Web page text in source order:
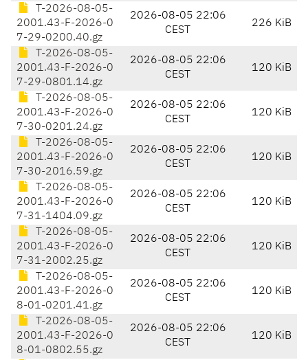
T-2026-08-05-
2001.43-F-2026-0
7-29-0200.40.gz
2026-08-05 22:06
CEST
226 KiB
T-2026-08-05-
2001.43-F-2026-0
7-29-0801.14.gz
2026-08-05 22:06
CEST
120 KiB
T-2026-08-05-
2001.43-F-2026-0
7-30-0201.24.gz
2026-08-05 22:06
CEST
120 KiB
T-2026-08-05-
2001.43-F-2026-0
7-30-2016.59.gz
2026-08-05 22:06
CEST
120 KiB
T-2026-08-05-
2001.43-F-2026-0
7-31-1404.09.gz
2026-08-05 22:06
CEST
120 KiB
T-2026-08-05-
2001.43-F-2026-0
7-31-2002.25.gz
2026-08-05 22:06
CEST
120 KiB
T-2026-08-05-
2001.43-F-2026-0
8-01-0201.41.gz
2026-08-05 22:06
CEST
120 KiB
T-2026-08-05-
2001.43-F-2026-0
8-01-0802.55.gz
2026-08-05 22:06
CEST
120 KiB